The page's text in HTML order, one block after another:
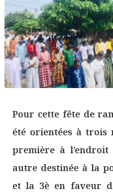
Pour cette fête de
été orientées à trois
première à
autre destinée à la
et la 3è en faveur